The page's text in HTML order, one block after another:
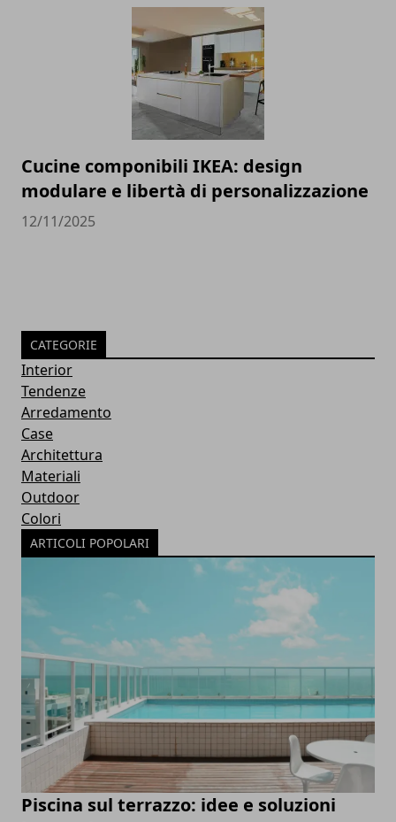
Cucine componibili IKEA: design
modulare e libertà di personalizzazione
12/11/2025
CATEGORIE
Interior
Tendenze
Arredamento
Case
Architettura
Materiali
Outdoor
Colori
ARTICOLI POPOLARI
Piscina sul terrazzo: idee e soluzioni